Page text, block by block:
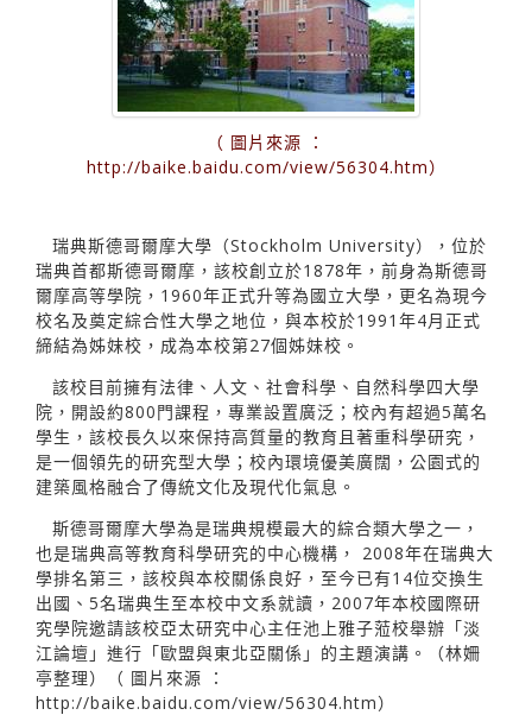
（ 圖片來源 ：
http://baike.baidu.com/view/56304.htm）
瑞典斯德哥爾摩大學（Stockholm University），位於
瑞典首都斯德哥爾摩，該校創立於1878年，前身為斯德哥
爾摩高等學院，1960年正式升等為國立大學，更名為現今
校名及奠定綜合性大學之地位，與本校於1991年4月正式
締結為姊妹校，成為本校第27個姊妹校。
該校目前擁有法律、人文、社會科學、自然科學四大學
院，開設約800門課程，專業設置廣泛；校內有超過5萬名
學生，該校長久以來保持高質量的教育且著重科學研究，
是一個領先的研究型大學；校內環境優美廣闊，公園式的
建築風格融合了傳統文化及現代化氣息。
斯德哥爾摩大學為是瑞典規模最大的綜合類大學之一，
也是瑞典高等教育科學研究的中心機構， 2008年在瑞典大
學排名第三，該校與本校關係良好，至今已有14位交換生
出國、5名瑞典生至本校中文系就讀，2007年本校國際研
究學院邀請該校亞太研究中心主任池上雅子蒞校舉辦「淡
江論壇」進行「歐盟與東北亞關係」的主題演講。（林姍
亭整理）（ 圖片來源 ：
http://baike.baidu.com/view/56304.htm）